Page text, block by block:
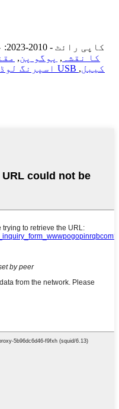
© کاپی رائٹ - 2010-2023: جملہ حقوق محفوظ ہیں۔
کا نقشہ , پوگو پن,
اسپرنگ
مقناطیسی USB کیبل,